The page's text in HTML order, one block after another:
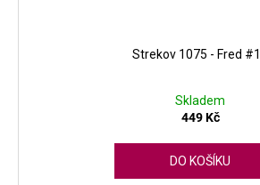
Strekov 1075 - Fred
Skladem
449 Kč
DO KOŠÍKU